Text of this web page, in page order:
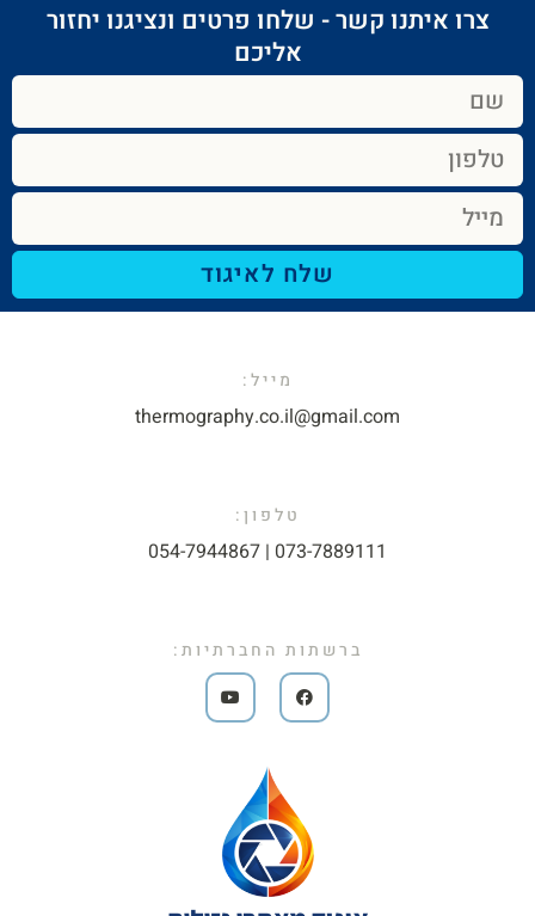
צרו איתנו קשר - שלחו פרטים ונציגנו יחזור
אליכם​
שלח לאיגוד
מייל:​
thermography.co.il@gmail.com​
טלפון:
073-7889111 | 054-7944867​
ברשתות החברתיות: